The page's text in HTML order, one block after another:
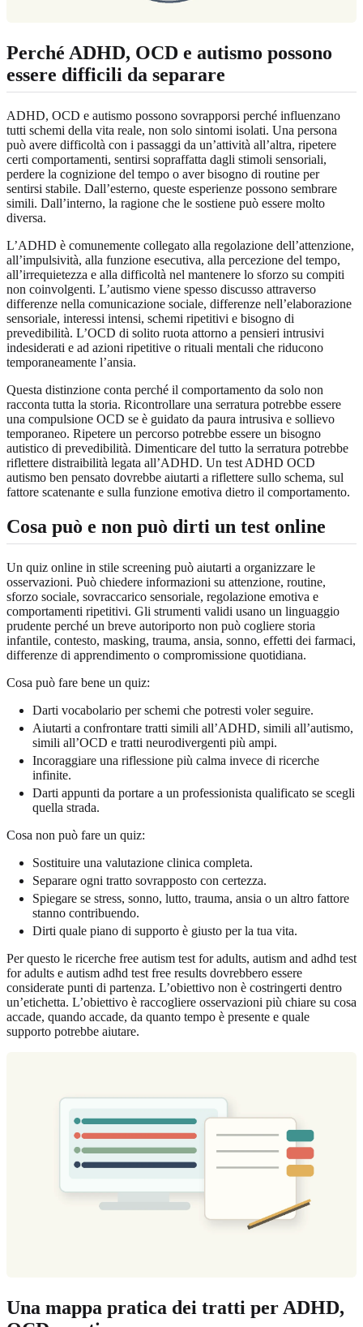
Perché ADHD, OCD e autismo possono
essere difficili da separare
ADHD, OCD e autismo possono sovrapporsi perché influenzano
tutti schemi della vita reale, non solo sintomi isolati. Una persona
può avere difficoltà con i passaggi da un’attività all’altra, ripetere
certi comportamenti, sentirsi sopraffatta dagli stimoli sensoriali,
perdere la cognizione del tempo o aver bisogno di routine per
sentirsi stabile. Dall’esterno, queste esperienze possono sembrare
simili. Dall’interno, la ragione che le sostiene può essere molto
diversa.
L’ADHD è comunemente collegato alla regolazione dell’attenzione,
all’impulsività, alla funzione esecutiva, alla percezione del tempo,
all’irrequietezza e alla difficoltà nel mantenere lo sforzo su compiti
non coinvolgenti. L’autismo viene spesso discusso attraverso
differenze nella comunicazione sociale, differenze nell’elaborazione
sensoriale, interessi intensi, schemi ripetitivi e bisogno di
prevedibilità. L’OCD di solito ruota attorno a pensieri intrusivi
indesiderati e ad azioni ripetitive o rituali mentali che riducono
temporaneamente l’ansia.
Questa distinzione conta perché il comportamento da solo non
racconta tutta la storia. Ricontrollare una serratura potrebbe essere
una compulsione OCD se è guidato da paura intrusiva e sollievo
temporaneo. Ripetere un percorso potrebbe essere un bisogno
autistico di prevedibilità. Dimenticare del tutto la serratura potrebbe
riflettere distraibilità legata all’ADHD. Un test ADHD OCD
autismo ben pensato dovrebbe aiutarti a riflettere sullo schema, sul
fattore scatenante e sulla funzione emotiva dietro il comportamento.
Cosa può e non può dirti un test online
Un quiz online in stile screening può aiutarti a organizzare le
osservazioni. Può chiedere informazioni su attenzione, routine,
sforzo sociale, sovraccarico sensoriale, regolazione emotiva e
comportamenti ripetitivi. Gli strumenti validi usano un linguaggio
prudente perché un breve autoriporto non può cogliere storia
infantile, contesto, masking, trauma, ansia, sonno, effetti dei farmaci,
differenze di apprendimento o compromissione quotidiana.
Cosa può fare bene un quiz:
Darti vocabolario per schemi che potresti voler seguire.
Aiutarti a confrontare tratti simili all’ADHD, simili all’autismo,
simili all’OCD e tratti neurodivergenti più ampi.
Incoraggiare una riflessione più calma invece di ricerche
infinite.
Darti appunti da portare a un professionista qualificato se scegli
quella strada.
Cosa non può fare un quiz:
Sostituire una valutazione clinica completa.
Separare ogni tratto sovrapposto con certezza.
Spiegare se stress, sonno, lutto, trauma, ansia o un altro fattore
stanno contribuendo.
Dirti quale piano di supporto è giusto per la tua vita.
Per questo le ricerche free autism test for adults, autism and adhd test
for adults e autism adhd test free results dovrebbero essere
considerate punti di partenza. L’obiettivo non è costringerti dentro
un’etichetta. L’obiettivo è raccogliere osservazioni più chiare su cosa
accade, quando accade, da quanto tempo è presente e quale
supporto potrebbe aiutare.
Una mappa pratica dei tratti per ADHD,